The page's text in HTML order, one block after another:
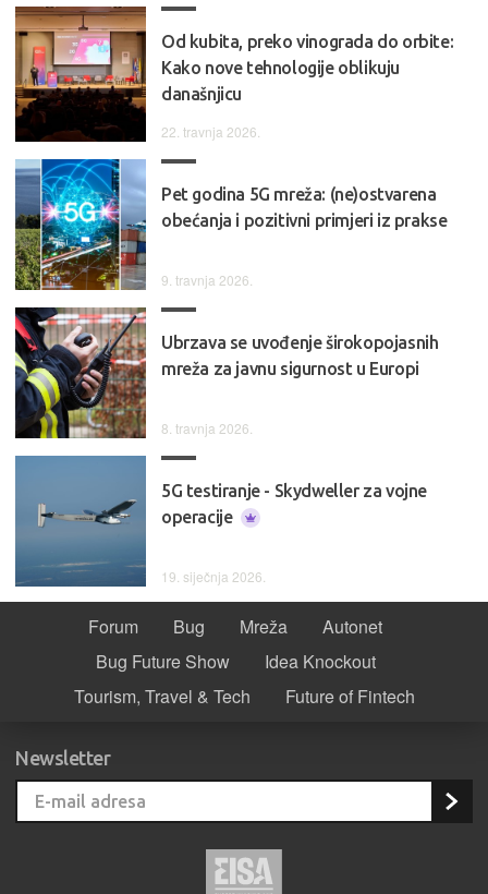
Od kubita, preko vinograda do orbite:
Kako nove tehnologije oblikuju
današnjicu
22. travnja 2026.
Pet godina 5G mreža: (ne)ostvarena
obećanja i pozitivni primjeri iz prakse
9. travnja 2026.
Ubrzava se uvođenje širokopojasnih
mreža za javnu sigurnost u Europi
8. travnja 2026.
5G testiranje - Skydweller za vojne
operacije
19. siječnja 2026.
Forum Bug Mreža
Autonet
Bug Future Show
Idea Knockout
Tourism, Travel & Tech
Future of Fintech
Newsletter